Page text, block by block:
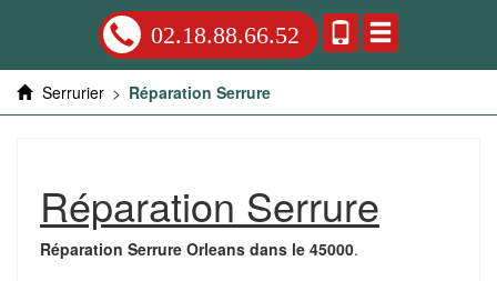
02.18.88.66.52
Serrurier > Réparation Serrure
Réparation Serrure
Réparation Serrure Orleans dans le 45000.